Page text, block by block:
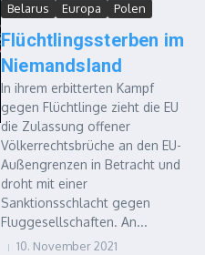
Belarus Europa Polen
Flüchtlingssterben im
Niemandsland
In ihrem erbitterten Kampf
gegen Flüchtlinge zieht die EU
die Zulassung offener
Völkerrechtsbrüche an den EU-
Außengrenzen in Betracht und
droht mit einer
Sanktionsschlacht gegen
Fluggesellschaften. An...
10. November 2021